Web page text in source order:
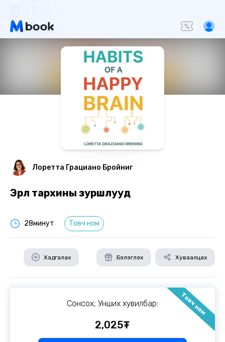
Лоретта Грациано Бройниг
Эрүүл тархины зуршлууд
28минут Товч ном
Хадгалах Бэлэглэх Хуваалцах
Товч ном
Сонсох, Унших хувилбар:
2,025₮